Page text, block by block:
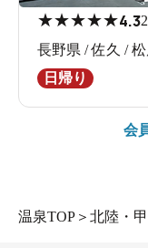
★★★★★4.3
長野県 / 佐久 /
日帰り
会
温泉TOP ＞ 北陸・